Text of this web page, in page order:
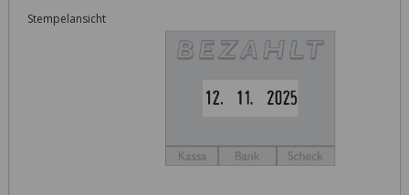
Stempelansicht